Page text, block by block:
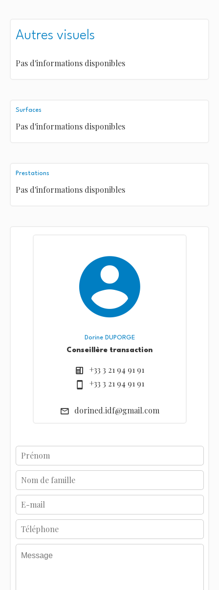
Autres visuels
Pas d'informations disponibles
Surfaces
Pas d'informations disponibles
Prestations
Pas d'informations disponibles
Dorine DUPORGE
Conseillère transaction
+33 3 21 94 91 91
+33 3 21 94 91 91
dorined.idf@gmail.com